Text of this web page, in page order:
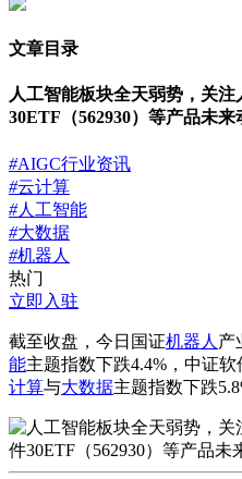
文章目录
人工智能板块全天弱势，关
30ETF（562930）等产品未来
#AIGC行业资讯
#云计算
#人工智能
#大数据
#机器人
热门
立即入驻
截至收盘，今日国证机器人 产
能主题指数下跌4.4%，中证
计算与大数据主题指数下跌